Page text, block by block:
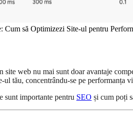
să Optimizezi Site-ul pentru
site web nu mai sunt doar avantaje
tău, concentrându-se pe performanța
sunt importante pentru SEO și cum poți